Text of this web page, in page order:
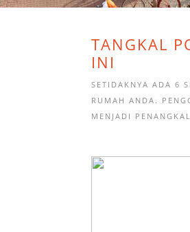
TANGKAL
INI
SETIDAKNYA ADA 6
RUMAH ANDA.
MENJADI